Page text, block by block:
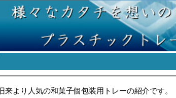
旧来より人気の和菓子個包装用トレーの紹介です。